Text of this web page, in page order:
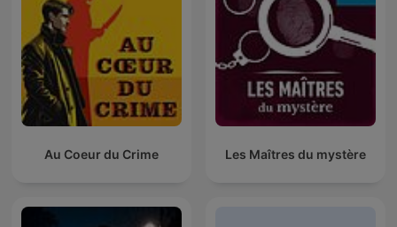
Au Coeur du Crime Les Maîtres du mystère